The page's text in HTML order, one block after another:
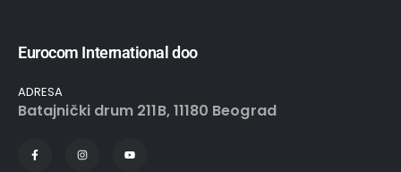
Eurocom International doo
ADRESA
Batajnički drum 211B, 11180 Beograd